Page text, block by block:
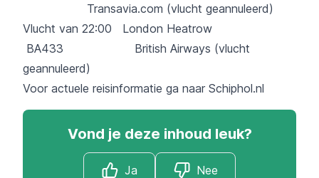
Transavia.com (vlucht geannuleerd)
Vlucht van 22:00 London Heatrow
BA433 British Airways (vlucht
geannuleerd)
Voor actuele reisinformatie ga naar Schiphol.nl
Vond je deze inhoud leuk?
Ja Nee